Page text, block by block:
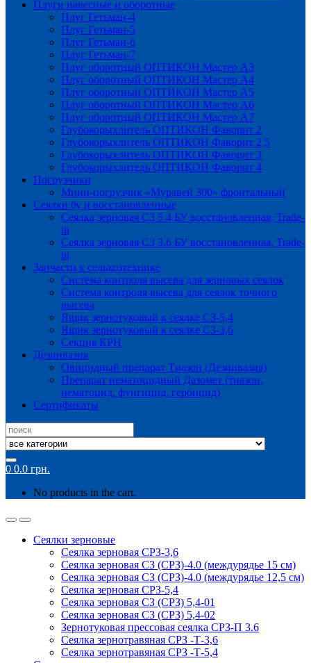
Плуги навесные и оборотные
Плуг Гетьман-4
Плуг Гетьман-5
Плуг Гетьман-6
Плуг Гетьман-7
Плуг оборотный ОПТИКОН Мастер А3
Плуг оборотный ОПТИКОН Мастер А4
Плуг оборотный ОПТИКОН Мастер А5
Плуг оборотный ОПТИКОН Мастер А6
Плуг оборотный ОПТИКОН Мастер А7
Глубокорыхлитель ОПТИКОН Фаворит 2
Глубокорыхлитель ОПТИКОН Фаворит 2,5
Глубокорыхлитель ОПТИКОН Фаворит 3
Глубокорыхлитель ОПТИКОН Фаворит 4
Погрузчики
Мини-погрузчик «Муравей 300» фронтальный
Сеялки бу и восстановленные
Сеялка зерновая СЗ 5.4 БУ восстановленная, Trade-
in
Сеялка зерновая СЗ 3.6 БУ восстановленная, Trade-
in
Запчасти к сельхозтехнике
Система контроля высева для зерновых сеялок
Система контроля высева для сеялок точного
высева
Ящик зернотуковый к сеялке СЗ-5,4
Ящик зернотуковый к сеялке СЗ-3,6
Секция КРН
Дезинвазия
Овицидный препарат Тиазон (Дезинвазия)
Препарат нематоцидный Дазомет (тиазон,
нематоцид, фунгицид, гербицид)
Сертификаты
Search
for:
0 0.0 грн.
No products in the cart.
Сеялки зерновые
Сеялка зерновая СРЗ-3,6
Сеялка зерновая СЗ (СРЗ)-4.0 (междурядье 15 см)
Сеялка зерновая СЗ (СРЗ)-4.0 (междурядье 12,5 см)
Сеялка зерновая СРЗ-5,4
Сеялка зерновая СЗ (СРЗ) 5,4-01
Сеялка зерновая СЗ (СРЗ) 5,4-02
Зернотуковая прессовая сеялка СРЗ-П 3.6
Сеялка зернотравяная СРЗ -Т-3,6
Сеялка зернотравяная СРЗ -Т-5,4